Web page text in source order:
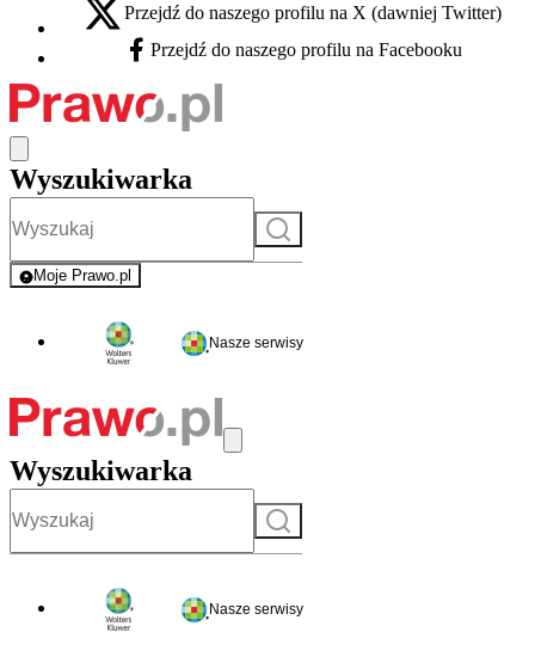
X - otwiera się w nowej karcie
Przejdź do naszego profilu na X (dawniej Twitter)
Facebook - otwiera się w nowej karcie
Przejdź do naszego profilu na Facebooku
Wyszukiwarka
Szukaj
Moje Prawo.pl
- rejestracja i logowanie do serwisu
Nasze serwisy
Wyszukiwarka
Szukaj
Nasze serwisy